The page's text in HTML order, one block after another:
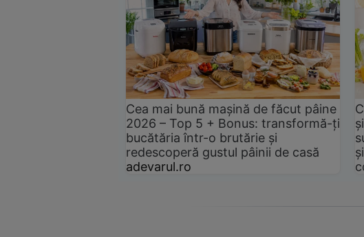
Cea mai bună mașină de făcut pâine
2026 – Top 5 + Bonus: transformă-ți
bucătăria într-o brutărie și
redescoperă gustul pâinii de casă
adevarul.ro